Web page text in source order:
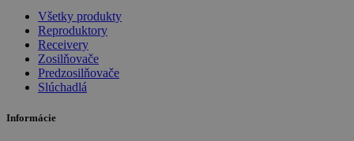
Všetky produkty
Reproduktory
Receivery
Zosilňovače
Predzosilňovače
Slúchadlá
Informácie